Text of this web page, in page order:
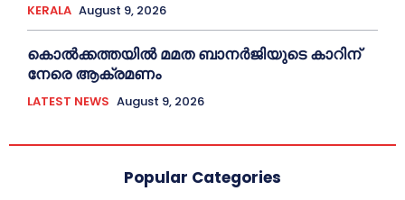
KERALA August 9, 2026
കൊല്‍ക്കത്തയില്‍ മമത ബാനര്‍ജിയുടെ കാറിന്
നേരെ ആക്രമണം
LATEST NEWS August 9, 2026
Popular Categories